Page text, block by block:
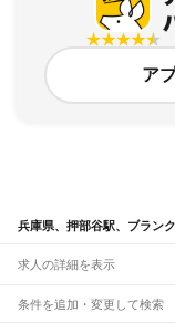
ア
兵庫県、押部谷駅、ブラン
求人の詳細を表示
条件を追加・変更して検索